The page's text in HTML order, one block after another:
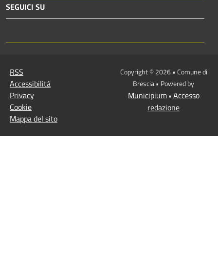
SEGUICI SU
RSS
Accessibilità
Privacy
Cookie
Mappa del sito
Copyright © 2026 • Comune di
Brescia • Powered by
Municipium• Accesso
redazione